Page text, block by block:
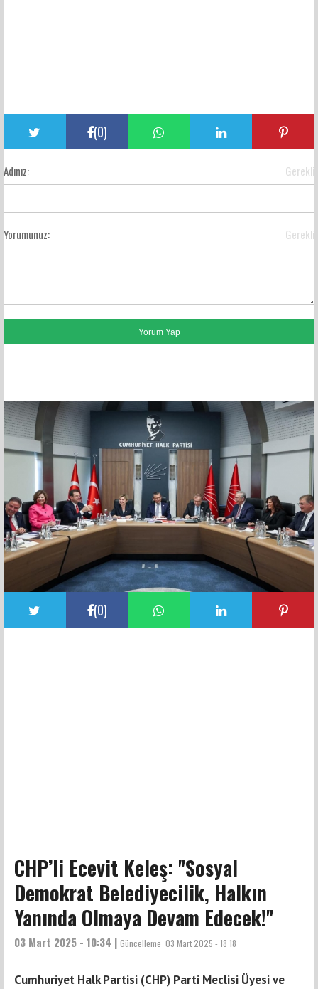
(0)
Adınız: Gerekli
Yorumunuz: Gerekli
(0)
CHP’li Ecevit Keleş: "Sosyal
Demokrat Belediyecilik, Halkın
Yanında Olmaya Devam Edecek!"
03 Mart 2025 - 10:34 | Güncelleme: 03 Mart 2025 - 18:18
Cumhuriyet Halk Partisi (CHP) Parti Meclisi Üyesi ve